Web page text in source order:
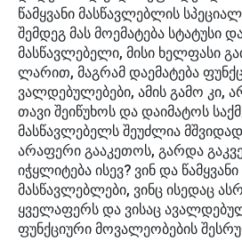
წამყვანი მასწავლებლის
შემდეგ მას მოემატება სტატუსი
მასწავლებელი, მისი ხელფასი
ლარით, მაგრამ დაემატება
ვალდებულებები, ამის გამო კი,
თავი შეიწუხოს და დაიმატოს
მასწავლებელს შეუძლია
არაფერი გააკეთოს, გარდა
იჭყლიტება ისევ? ვინ და
მასწავლებლები, ვინც ისედაც
ყველაფერს და ვისაც
ფუნქციური მოვალეობების